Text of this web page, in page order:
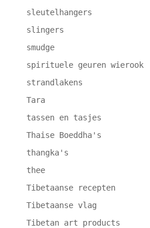
sleutelhangers
slingers
smudge
spirituele geuren wierook
strandlakens
Tara
tassen en tasjes
Thaise Boeddha's
thangka's
thee
Tibetaanse recepten
Tibetaanse vlag
Tibetan art products